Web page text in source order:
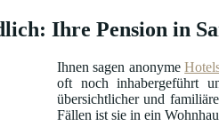
Ihre Pension in
Ihnen sagen anonyme
oft noch inhabergeführt
übersichtlicher und
Fällen ist sie in ein